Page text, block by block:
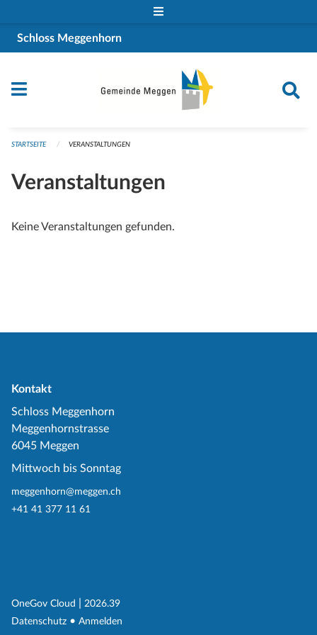
Schloss Meggenhorn
STARTSEITE VERANSTALTUNGEN
Veranstaltungen
Keine Veranstaltungen gefunden.
Kontakt
Schloss Meggenhorn
Meggenhornstrasse
6045 Meggen
Mittwoch bis Sonntag
meggenhorn@meggen.ch
+41 41 377 11 61
OneGov Cloud (External Link)
2026.39
Datenschutz (External Link)
Anmelden